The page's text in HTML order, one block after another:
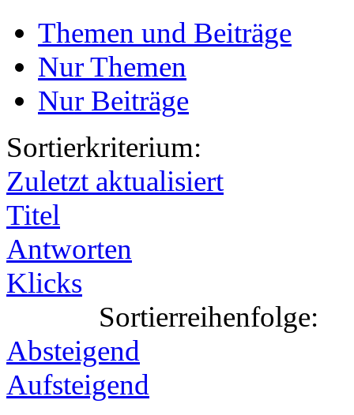
Themen und Beiträge
Nur Themen
Nur Beiträge
Sortierkriterium:
Zuletzt aktualisiert
Titel
Antworten
Klicks
Sortierreihenfolge:
Absteigend
Aufsteigend